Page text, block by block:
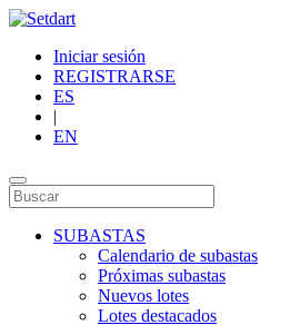
Iniciar sesión
REGISTRARSE
ES
|
EN
SUBASTAS
Calendario de subastas
Próximas subastas
Nuevos lotes
Lotes destacados